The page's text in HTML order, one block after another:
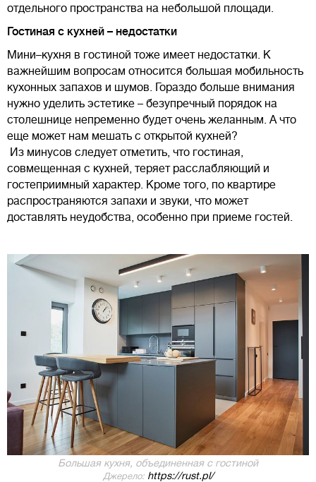
отдельного пространства на небольшой площади.
Гостиная с кухней – недостатки
Мини–кухня в гостиной тоже имеет недостатки. К
важнейшим вопросам относится большая мобильность
кухонных запахов и шумов. Гораздо больше внимания
нужно уделить эстетике – безупречный порядок на
столешнице непременно будет очень желанным. А что
еще может нам мешать с открытой кухней?
Из минусов следует отметить, что гостиная,
совмещенная с кухней, теряет расслабляющий и
гостеприимный характер. Кроме того, по квартире
распространяются запахи и звуки, что может
доставлять неудобства, особенно при приеме гостей.
Большая кухня, объединенная с гостиной
Джерело:https://rust.pl/